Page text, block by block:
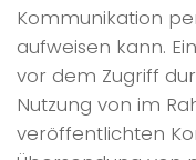
Kommunikation
aufweisen kann.
vor dem Zugriff
Nutzung von im
veröffentlichten